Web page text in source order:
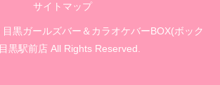
サイトマップ
黒ガールズバー＆カラオケバーBOX(ボック
黒駅前店 All Rights Reserved.